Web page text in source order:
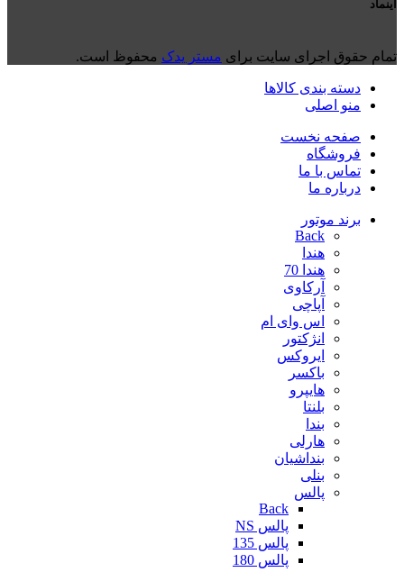
اینماد
تمام حقوق اجرای سایت برای مستر یدک محفوظ است.
دسته بندی کالاها
منو اصلی
صفحه نخست
فروشگاه
تماس با ما
درباره ما
برند موتور
Back
هندا
هندا 70
آرکاوی
آپاچی
اس وای ام
انژکتور
ایروکس
باکسر
هایپرو
بلنتا
بندا
هارلی
بنداشیان
بنلی
پالس
Back
پالس NS
پالس 135
پالس 180